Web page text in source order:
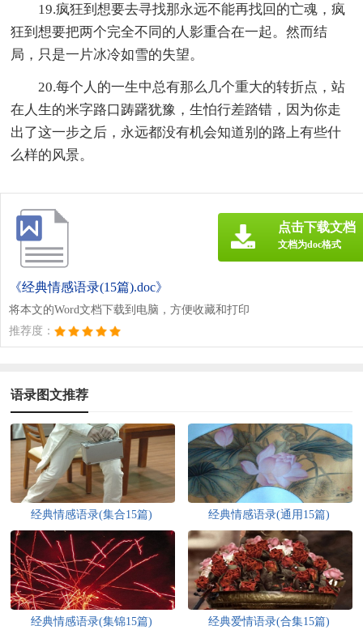
19.疯狂到想要去寻找那永远不能再找回的亡魂，疯
狂到想要把两个完全不同的人影重合在一起。然而结
局，只是一片冰冷如雪的失望。
20.每个人的一生中总有那么几个重大的转折点，站
在人生的米字路口踌躇犹豫，生怕行差踏错，因为你走
出了这一步之后，永远都没有机会知道别的路上有些什
么样的风景。
《经典情感语录(15篇).doc》
将本文的Word文档下载到电脑，方便收藏和打印
推荐度：
点击下载文档
文档为doc格式
语录图文推荐
经典情感语录(集合15篇) 经典情感语录(通用15篇)
经典情感语录(集锦15篇) 经典爱情语录(合集15篇)